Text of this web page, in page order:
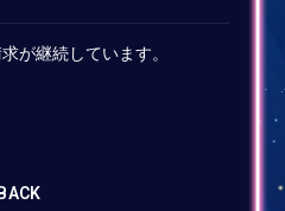
が継続しています。
BACK